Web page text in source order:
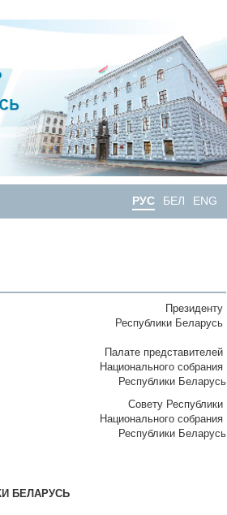
РУС БЕЛ ENG
Президенту
Республики Беларусь
Палате представителей
Национального собрания
Республики Беларусь
Совету Республики
Национального собрания
Республики Беларусь
БЕЛАРУСЬ